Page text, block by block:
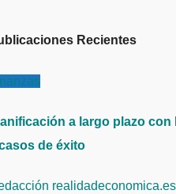
Recientes
a largo plazo
de éxito
realidadeconomica.es